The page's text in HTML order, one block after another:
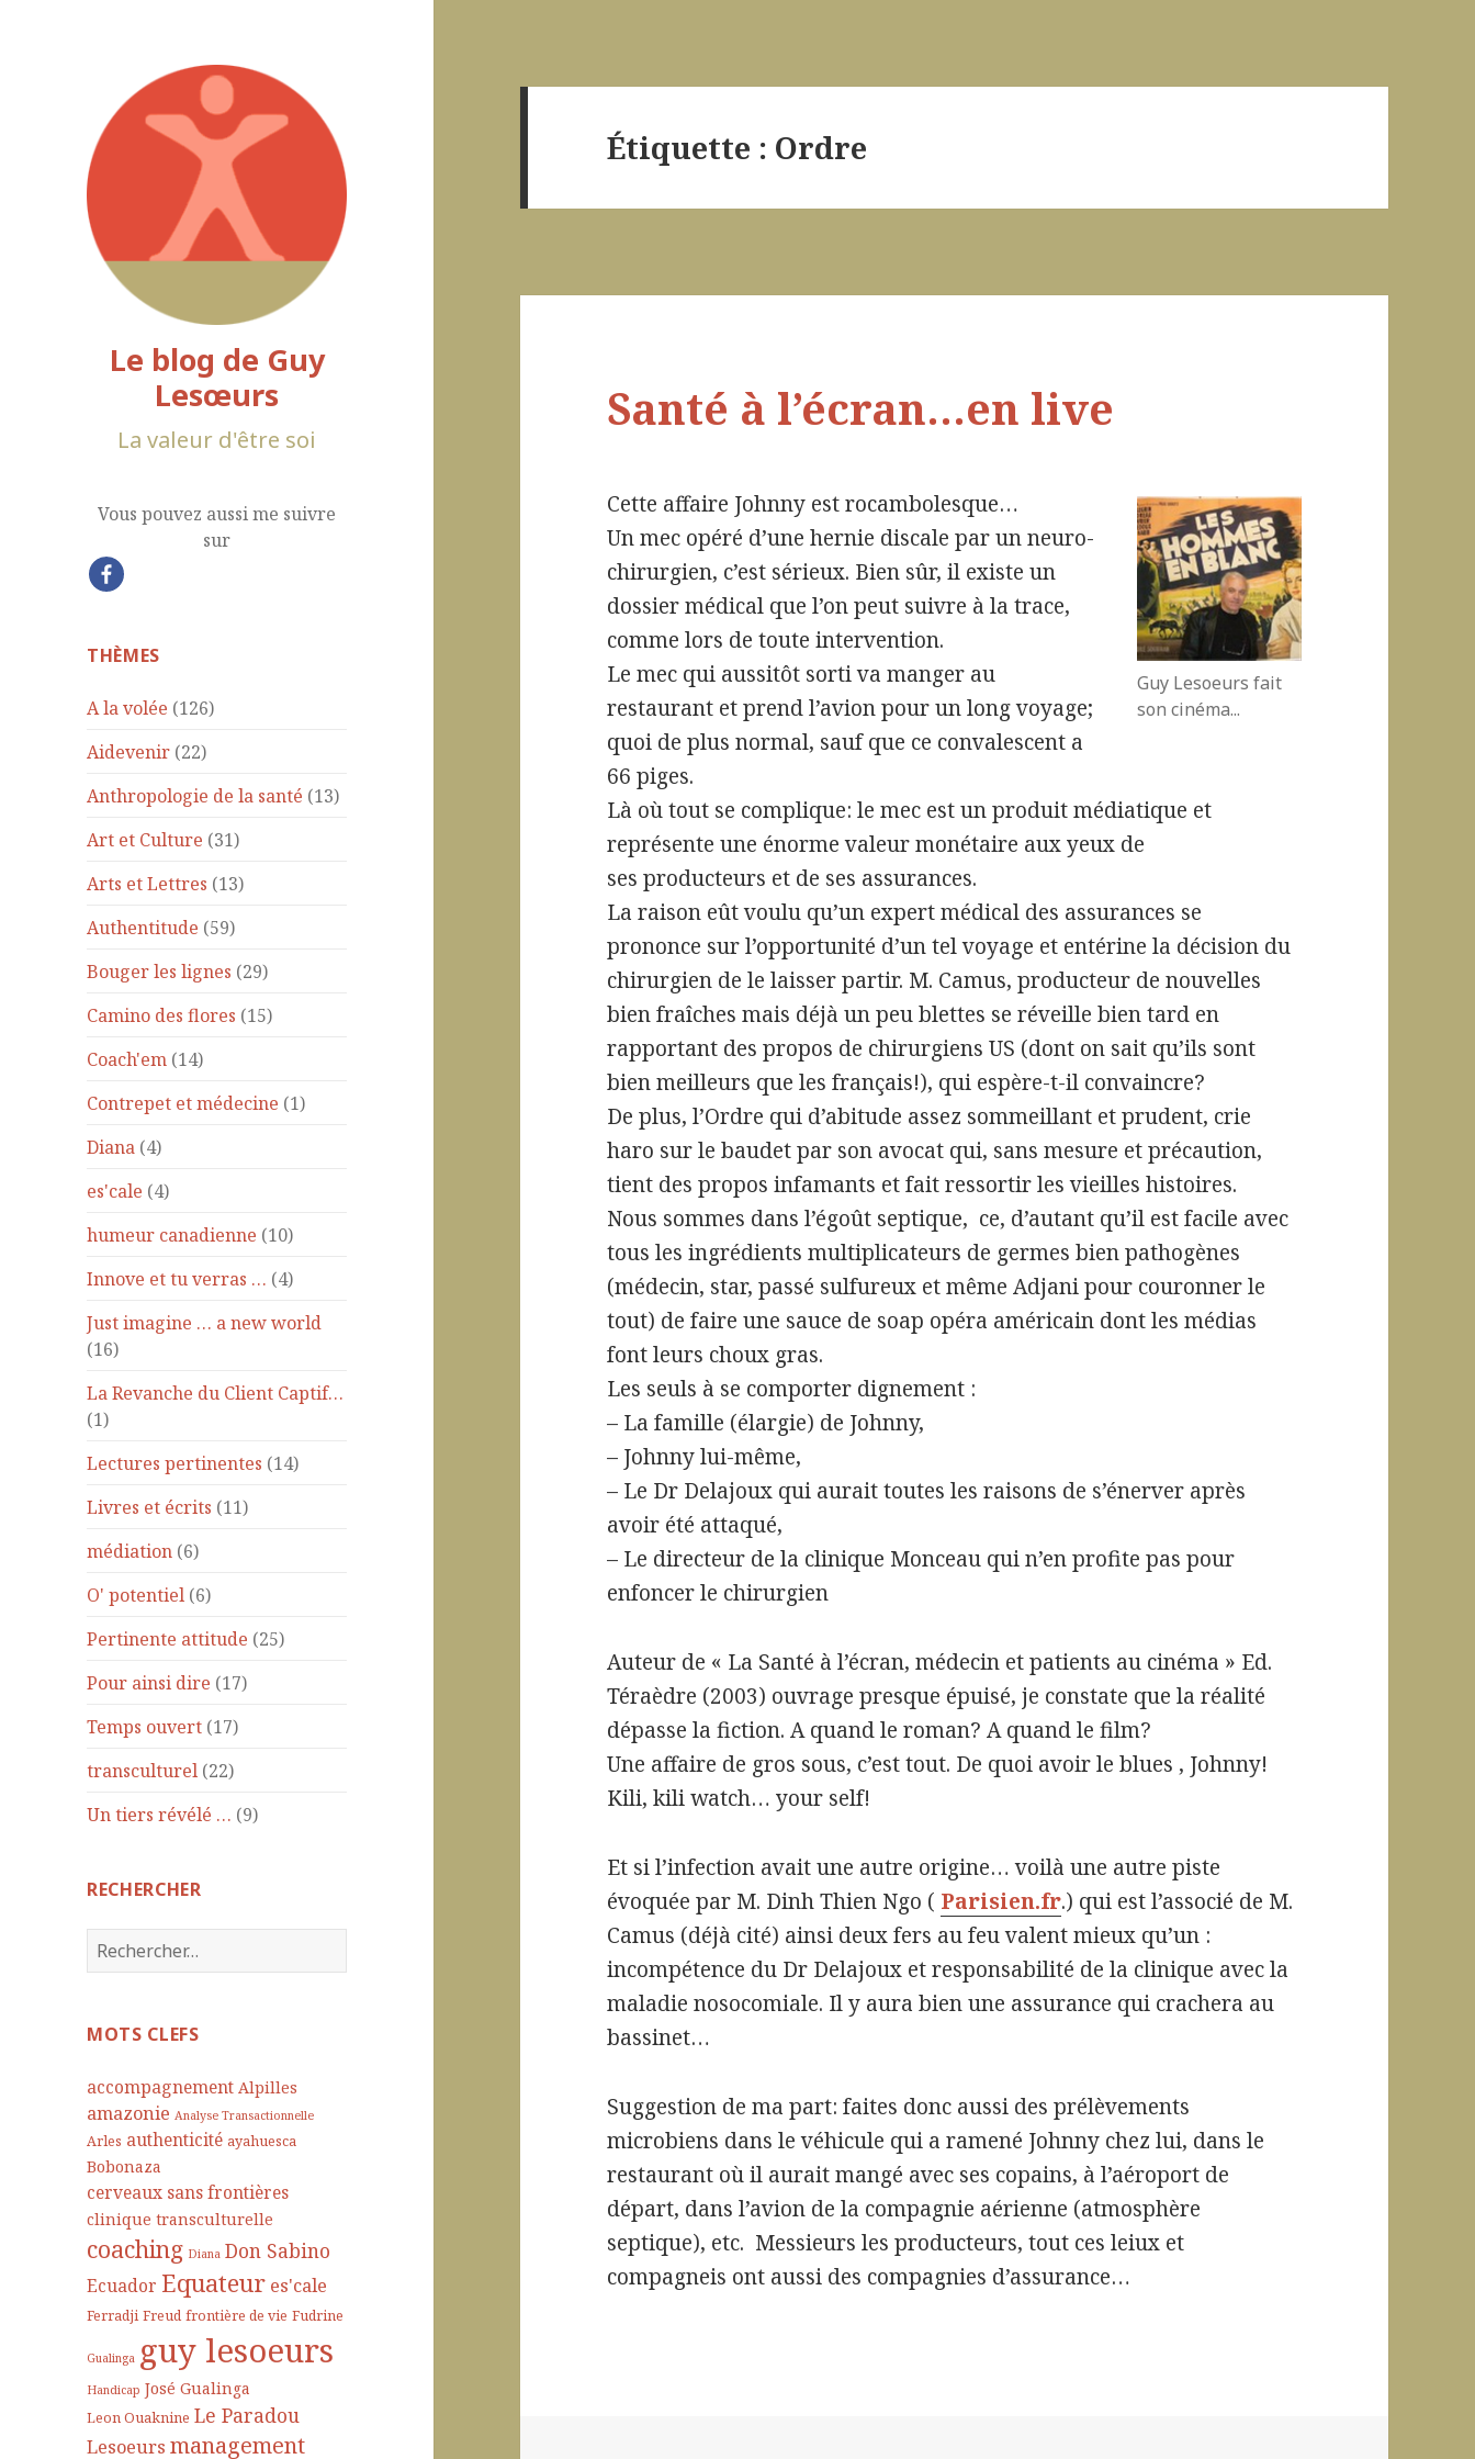
Le blog de Guy
Lesœurs
La valeur d'être soi
Vous pouvez aussi me suivre
sur
THÈMES
A la volée (126)
Aidevenir (22)
Anthropologie de la santé (13)
Art et Culture (31)
Arts et Lettres (13)
Authentitude (59)
Bouger les lignes (29)
Camino des flores (15)
Coach'em (14)
Contrepet et médecine (1)
Diana (4)
es'cale (4)
humeur canadienne (10)
Innove et tu verras … (4)
Just imagine … a new world
(16)
La Revanche du Client Captif…
(1)
Lectures pertinentes (14)
Livres et écrits (11)
médiation (6)
O' potentiel (6)
Pertinente attitude (25)
Pour ainsi dire (17)
Temps ouvert (17)
transculturel (22)
Un tiers révélé … (9)
RECHERCHER
R
e
e
c
h
e
r
:
MOTS CLEFS
accompagnement Alpilles
amazonie Analyse Transactionnelle
Arles authenticité ayahuesca
Bobonaza
cerveaux sans frontières
clinique transculturelle
coaching Diana Don Sabino
Ecuador Equateur es'cale
Ferradji Freud frontière de vie Fudrine
Gualinga guy lesoeurs
Handicap José Gualinga
Leon Ouaknine Le Paradou
Lesoeurs management
Étiquette : Ordre
Santé à l’écran…en live
Guy Lesoeurs fait
son cinéma...
Cette affaire Johnny est rocambolesque…
Un mec opéré d’une hernie discale par un neuro-
chirurgien, c’est sérieux. Bien sûr, il existe un
dossier médical que l’on peut suivre à la trace,
comme lors de toute intervention.
Le mec qui aussitôt sorti va manger au
restaurant et prend l’avion pour un long voyage;
quoi de plus normal, sauf que ce convalescent a
66 piges.
Là où tout se complique: le mec est un produit médiatique et
représente une énorme valeur monétaire aux yeux de
ses producteurs et de ses assurances.
La raison eût voulu qu’un expert médical des assurances se
prononce sur l’opportunité d’un tel voyage et entérine la décision du
chirurgien de le laisser partir. M. Camus, producteur de nouvelles
bien fraîches mais déjà un peu blettes se réveille bien tard en
rapportant des propos de chirurgiens US (dont on sait qu’ils sont
bien meilleurs que les français!), qui espère-t-il convaincre?
De plus, l’Ordre qui d’abitude assez sommeillant et prudent, crie
haro sur le baudet par son avocat qui, sans mesure et précaution,
tient des propos infamants et fait ressortir les vieilles histoires.
Nous sommes dans l’égoût septique, ce, d’autant qu’il est facile avec
tous les ingrédients multiplicateurs de germes bien pathogènes
(médecin, star, passé sulfureux et même Adjani pour couronner le
tout) de faire une sauce de soap opéra américain dont les médias
font leurs choux gras.
Les seuls à se comporter dignement :
– La famille (élargie) de Johnny,
– Johnny lui-même,
– Le Dr Delajoux qui aurait toutes les raisons de s’énerver après
avoir été attaqué,
– Le directeur de la clinique Monceau qui n’en profite pas pour
enfoncer le chirurgien
Auteur de « La Santé à l’écran, médecin et patients au cinéma » Ed.
Téraèdre (2003) ouvrage presque épuisé, je constate que la réalité
dépasse la fiction. A quand le roman? A quand le film?
Une affaire de gros sous, c’est tout. De quoi avoir le blues , Johnny!
Kili, kili watch… your self!
Et si l’infection avait une autre origine… voilà une autre piste
évoquée par M. Dinh Thien Ngo ( Parisien.fr.) qui est l’associé de M.
Camus (déjà cité) ainsi deux fers au feu valent mieux qu’un :
incompétence du Dr Delajoux et responsabilité de la clinique avec la
maladie nosocomiale. Il y aura bien une assurance qui crachera au
bassinet…
Suggestion de ma part: faites donc aussi des prélèvements
microbiens dans le véhicule qui a ramené Johnny chez lui, dans le
restaurant où il aurait mangé avec ses copains, à l’aéroport de
départ, dans l’avion de la compagnie aérienne (atmosphère
septique), etc. Messieurs les producteurs, tout ces leiux et
compagneis ont aussi des compagnies d’assurance…